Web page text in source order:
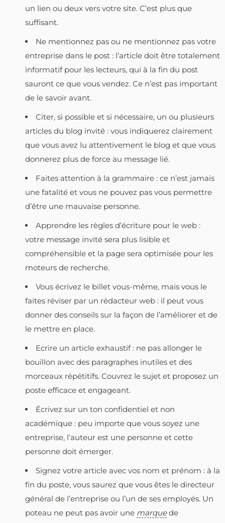
un lien ou deux vers votre site. C’est plus que
suffisant.
Ne mentionnez pas ou ne mentionnez pas votre
entreprise dans le post : l’article doit être totalement
informatif pour les lecteurs, qui à la fin du post
sauront ce que vous vendez. Ce n’est pas important
de le savoir avant.
Citer, si possible et si nécessaire, un ou plusieurs
articles du blog invité : vous indiquerez clairement
que vous avez lu attentivement le blog et que vous
donnerez plus de force au message lié.
Faites attention à la grammaire : ce n’est jamais
une fatalité et vous ne pouvez pas vous permettre
d’être une mauvaise personne.
Apprendre les règles d’écriture pour le web :
votre message invité sera plus lisible et
compréhensible et la page sera optimisée pour les
moteurs de recherche.
Vous écrivez le billet vous-même, mais vous le
faites réviser par un rédacteur web : il peut vous
donner des conseils sur la façon de l’améliorer et de
le mettre en place.
Ecrire un article exhaustif : ne pas allonger le
bouillon avec des paragraphes inutiles et des
morceaux répétitifs. Couvrez le sujet et proposez un
poste efficace et engageant.
Écrivez sur un ton confidentiel et non
académique : peu importe que vous soyez une
entreprise, l’auteur est une personne et cette
personne doit émerger.
Signez votre article avec vos nom et prénom : à la
fin du poste, vous saurez que vous êtes le directeur
général de l’entreprise ou l’un de ses employés. Un
poteau ne peut pas avoir une marquede